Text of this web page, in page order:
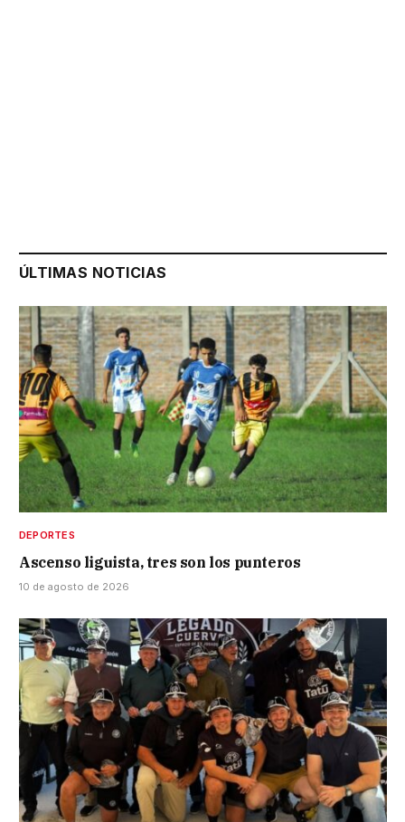
ÚLTIMAS NOTICIAS
DEPORTES
Ascenso liguista, tres son los punteros
10 de agosto de 2026